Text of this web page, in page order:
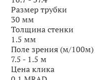
Размер трубки
30 мм
Толщина стенки
1.5 мм
Поле зрения (м/100м)
7.5 - 1.5 м
Цена клика